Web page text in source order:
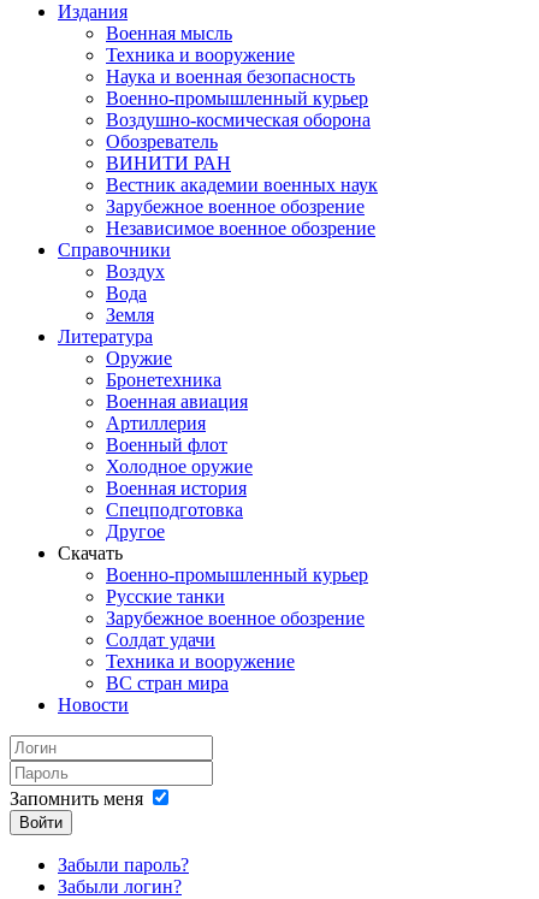
Издания
Военная мысль
Техника и вооружение
Наука и военная безопасность
Военно-промышленный курьер
Воздушно-космическая оборона
Обозреватель
ВИНИТИ РАН
Вестник академии военных наук
Зарубежное военное обозрение
Независимое военное обозрение
Справочники
Воздух
Вода
Земля
Литература
Оружие
Бронетехника
Военная авиация
Артиллерия
Военный флот
Холодное оружие
Военная история
Спецподготовка
Другое
Скачать
Военно-промышленный курьер
Русские танки
Зарубежное военное обозрение
Солдат удачи
Техника и вооружение
ВС стран мира
Новости
Запомнить меня
Войти
Забыли пароль?
Забыли логин?